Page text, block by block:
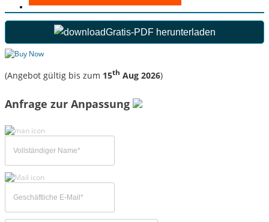
Gratis-PDF herunterladen
(Angebot gültig bis zum 15th Aug 2026)
Anfrage zur Anpassung